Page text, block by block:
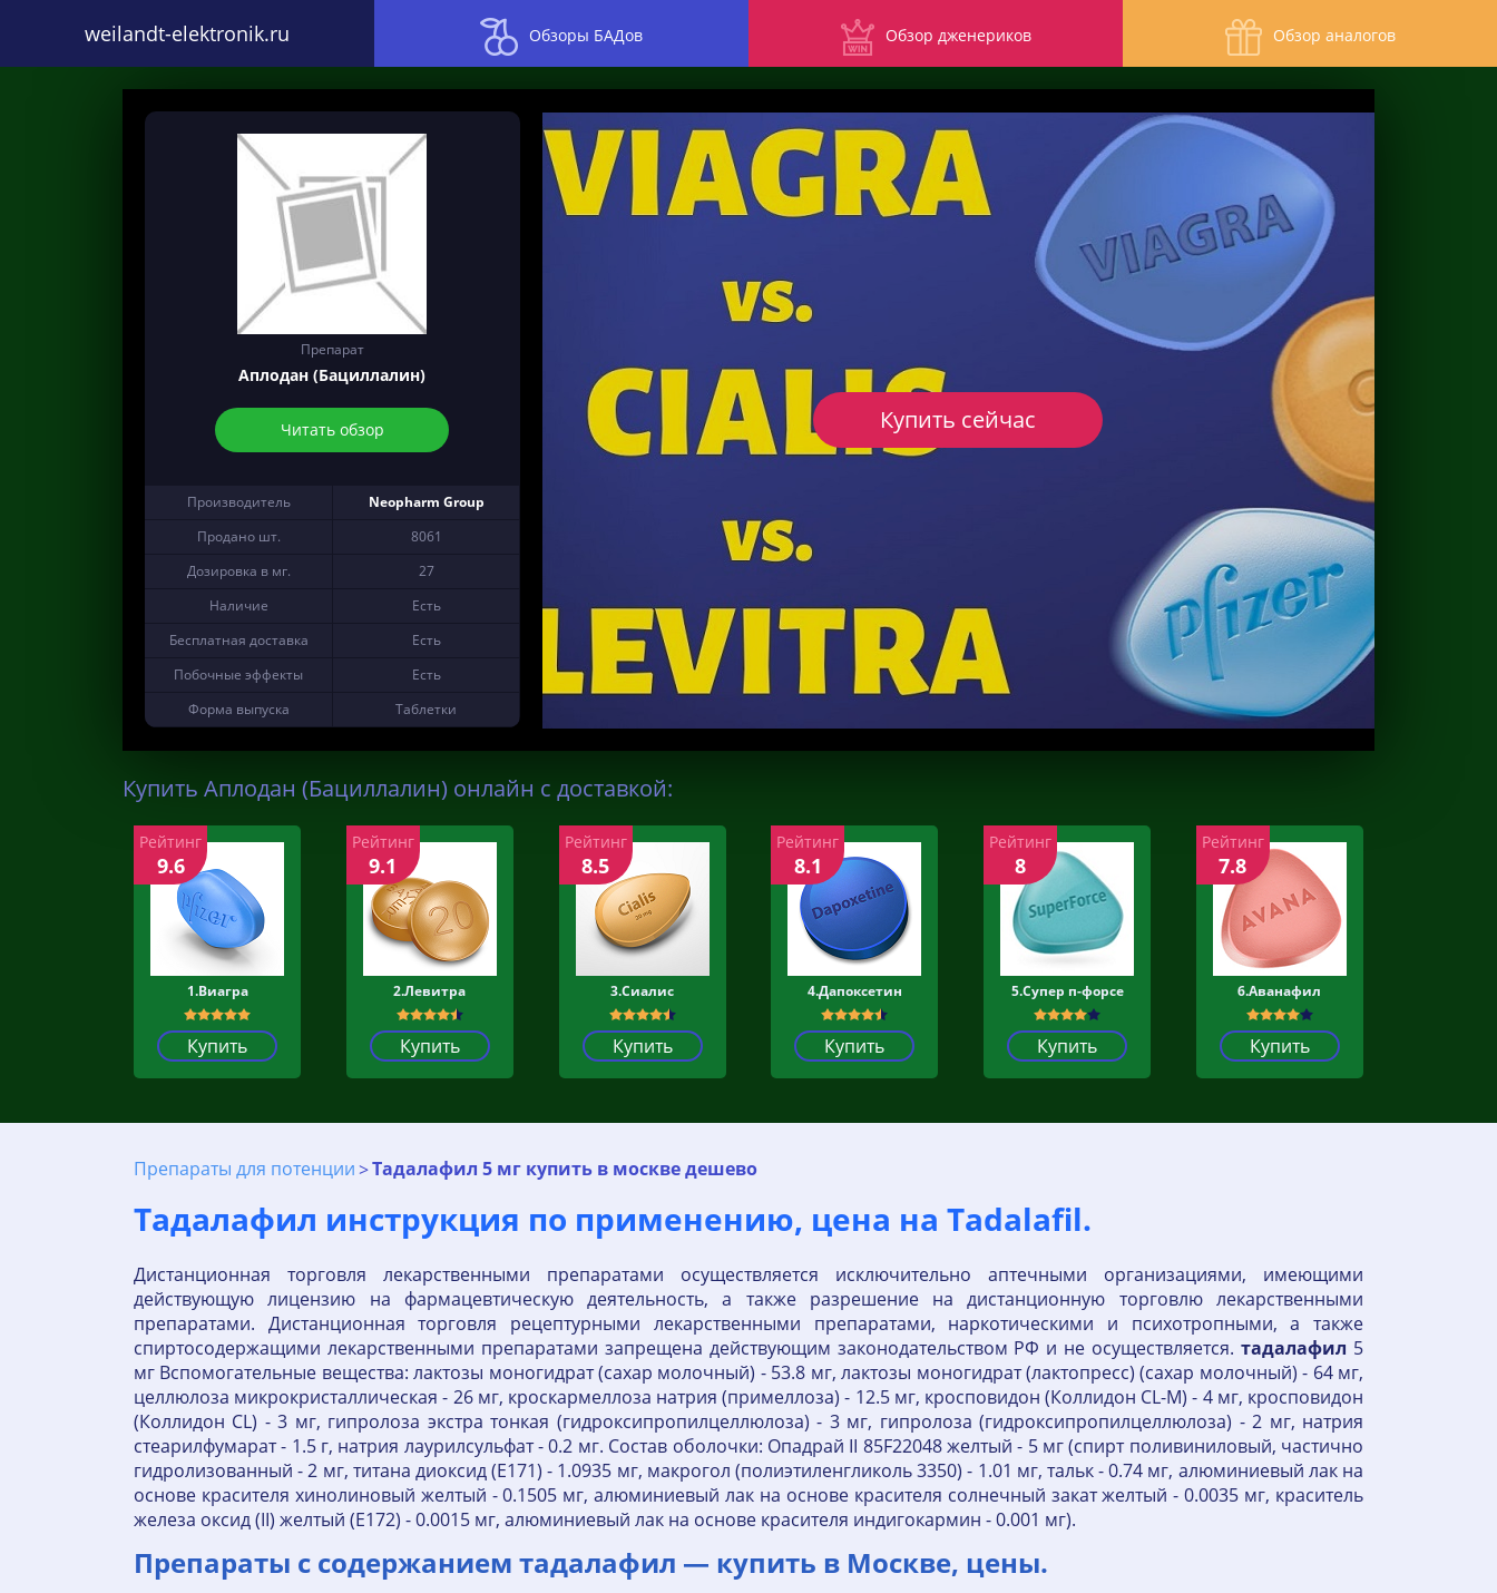
weilandt-elektronik.ru Обзоры БАДов Обзор дженериков Обзор аналогов
Препарат
Аплодан (Бациллалин)
Читать обзор
Производитель
Neopharm Group
Продано шт.
8061
Дозировка в мг.
27
Наличие
Есть
Бесплатная доставка
Есть
Побочные эффекты
Есть
Форма выпуска
Таблетки
Купить сейчас
Купить Аплодан (Бациллалин) онлайн с доставкой:
1.Виагра
Купить
Рейтинг
9.6
2.Левитра
Купить
Рейтинг
9.1
3.Сиалис
Купить
Рейтинг
8.5
4.Дапоксетин
Купить
Рейтинг
8.1
5.Супер п-форсе
Купить
Рейтинг
8
6.Аванафил
Купить
Рейтинг
7.8
Препараты для потенции Тадалафил 5 мг купить в москве дешево
Тадалафил инструкция по применению, цена на Tadalafil.
Дистанционная торговля лекарственными препаратами осуществляется исключительно аптечными организациями, имеющими
действующую лицензию на фармацевтическую деятельность, а также разрешение на дистанционную торговлю лекарственными
препаратами. Дистанционная торговля рецептурными лекарственными препаратами, наркотическими и психотропными, а также
спиртосодержащими лекарственными препаратами запрещена действующим законодательством РФ и не осуществляется.тадалафил 5
мг Вспомогательные вещества: лактозы моногидрат (сахар молочный) - 53.8 мг, лактозы моногидрат (лактопресс) (сахар молочный) - 64 мг,
целлюлоза микрокристаллическая - 26 мг, кроскармеллоза натрия (примеллоза) - 12.5 мг, кросповидон (Коллидон CL-M) - 4 мг, кросповидон
(Коллидон CL) - 3 мг, гипролоза экстра тонкая (гидроксипропилцеллюлоза) - 3 мг, гипролоза (гидроксипропилцеллюлоза) - 2 мг, натрия
стеарилфумарат - 1.5 г, натрия лаурилсульфат - 0.2 мг. Состав оболочки: Опадрай II 85F22048 желтый - 5 мг (спирт поливиниловый, частично
гидролизованный - 2 мг, титана диоксид (Е171) - 1.0935 мг, макрогол (полиэтиленгликоль 3350) - 1.01 мг, тальк - 0.74 мг, алюминиевый лак на
основе красителя хинолиновый желтый - 0.1505 мг, алюминиевый лак на основе красителя солнечный закат желтый - 0.0035 мг, краситель
железа оксид (II) желтый (Е172) - 0.0015 мг, алюминиевый лак на основе красителя индигокармин - 0.001 мг).
Препараты с содержанием тадалафил — купить в Москве, цены.